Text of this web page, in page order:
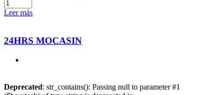
Leer más
24HRS MOCASIN
Deprecated: str_contains(): Passing null to parameter #1